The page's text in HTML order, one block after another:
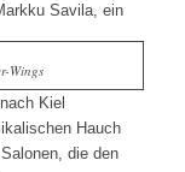
Savila, ein
Wings
Kiel
Hauch
die den